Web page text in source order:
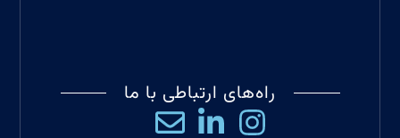
راه‌های ارتباطی با ما